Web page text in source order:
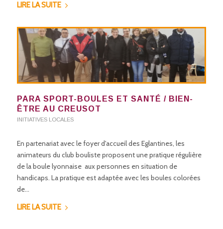
LIRE LA SUITE
PARA SPORT-BOULES ET SANTÉ / BIEN-
ÊTRE AU CREUSOT
INITIATIVES LOCALES
En partenariat avec le foyer d'accueil des Eglantines, les
animateurs du club bouliste proposent une pratique régulière
de la boule lyonnaise aux personnes en situation de
handicaps. La pratique est adaptée avec les boules colorées
de…
LIRE LA SUITE